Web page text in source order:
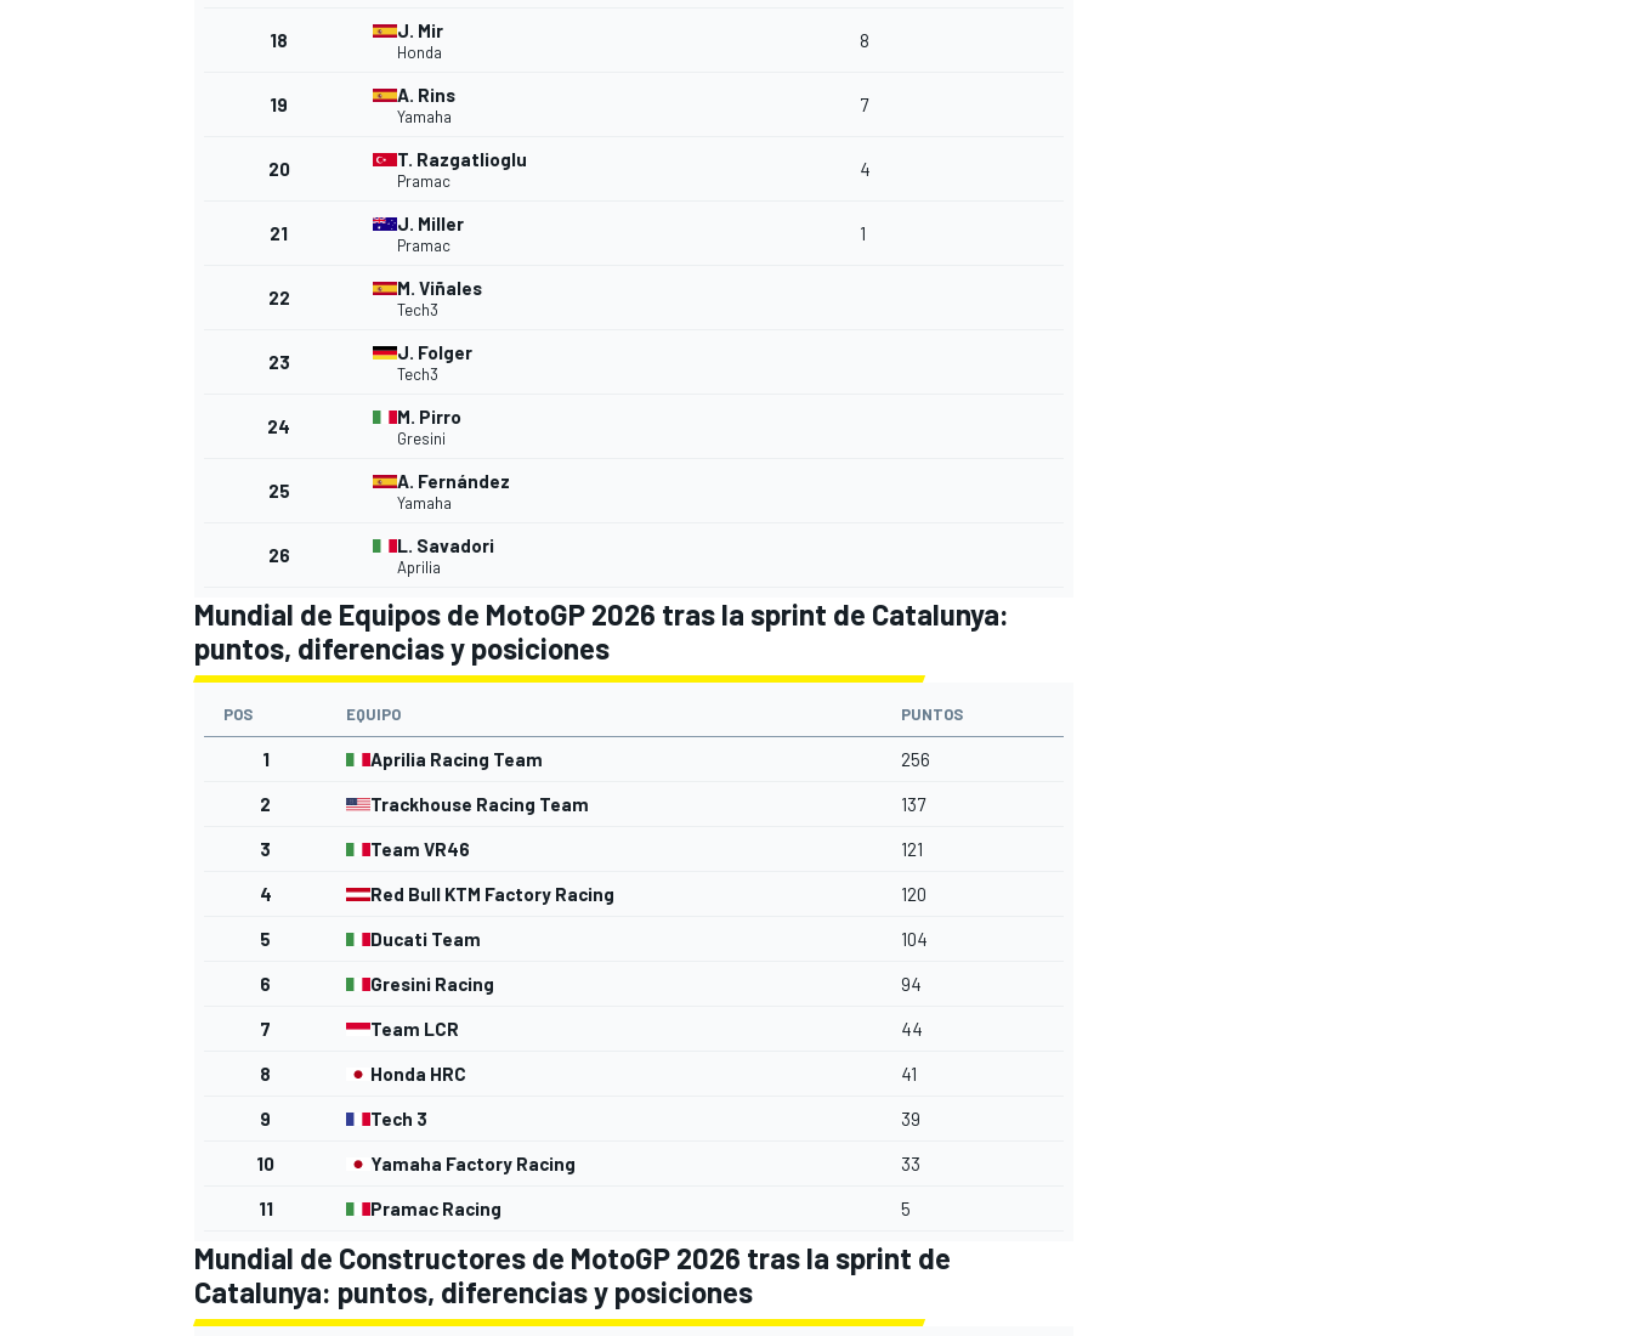
18 J. Mir
Honda
8
19 A. Rins
Yamaha
7
20 T. Razgatlioglu
Pramac
4
21 J. Miller
Pramac
1
22 M. Viñales
Tech3
23 J. Folger
Tech3
24 M. Pirro
Gresini
25 A. Fernández
Yamaha
26 L. Savadori
Aprilia
Mundial de Equipos de MotoGP 2026 tras la sprint de Catalunya:
puntos, diferencias y posiciones
POS EQUIPO PUNTOS
1 Aprilia Racing Team 256
2 Trackhouse Racing Team 137
3 Team VR46 121
4 Red Bull KTM Factory Racing 120
5 Ducati Team 104
6 Gresini Racing 94
7 Team LCR 44
8 Honda HRC 41
9 Tech 3 39
10 Yamaha Factory Racing 33
11 Pramac Racing 5
Mundial de Constructores de MotoGP 2026 tras la sprint de
Catalunya: puntos, diferencias y posiciones